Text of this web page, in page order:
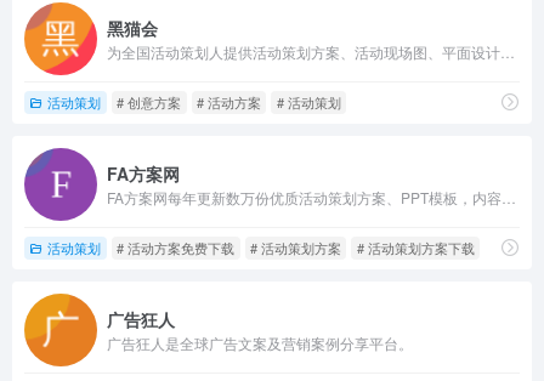
黑猫会
活动策划 # 创意方案 # 活动方案 # 活动策划
FA方案网
活动策划 # 活动方案免费下载 # 活动策划方案 # 活动策划方案下载
广告狂人
广告狂人是全球广告文案及营销案例分享平台。